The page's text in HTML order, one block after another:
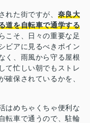
れた街ですが、 奈良大
道を自転車で通学する
こそ、日々の重要な足
ビアに見るべきポイン
く、雨風から守る屋根
て忙しい朝でもストレ
確保されているかを、
はめちゃくちゃ便利な
転車で通うので、駐輪